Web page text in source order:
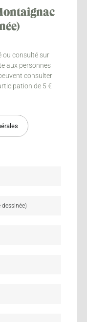
ou consulté sur
aux personnes
consulter
de 5 €